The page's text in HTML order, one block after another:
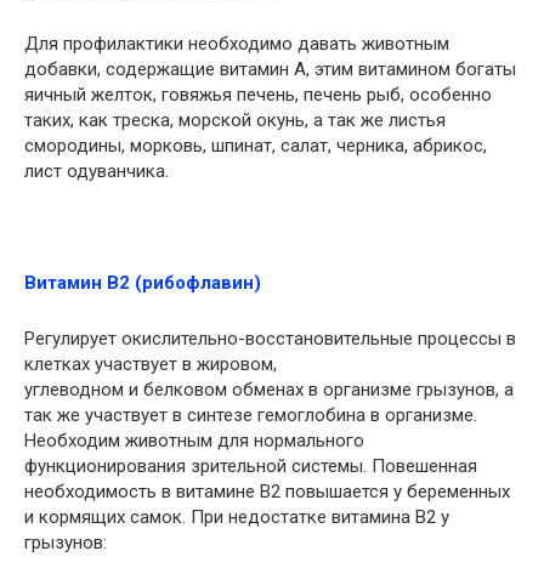
Для профилактики необходимо давать животным
добавки, содержащие витамин А, этим витамином богаты
яичный желток, говяжья печень, печень рыб, особенно
таких, как треска, морской окунь, а так же листья
смородины, морковь, шпинат, салат, черника, абрикос,
лист одуванчика.
Витамин В2 (рибофлавин)
Регулирует окислительно-восстановительные процессы в
клетках участвует в жировом,
углеводном и белковом обменах в организме грызунов, а
так же участвует в синтезе гемоглобина в организме.
Необходим животным для нормального
функционирования зрительной системы. Повешенная
необходимость в витамине В2 повышается у беременных
и кормящих самок. При недостатке витамина В2 у
грызунов: